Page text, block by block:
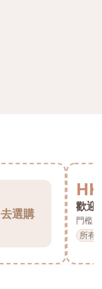
去選購
歡迎
門檻
所有